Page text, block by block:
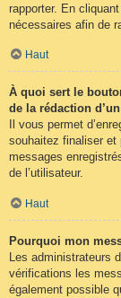
rapporter. En
nécessaires afin de
Haut
À quoi sert le
de la rédaction
Il vous permet
souhaitez finaliser et
messages
de l’utilisateur.
Haut
Pourquoi mon
Les administrateurs
vérifications les
également possible